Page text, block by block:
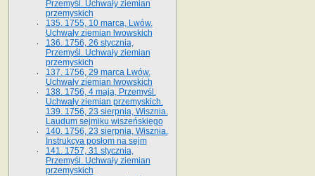
Przemyśl. Uchwały ziemian
przemyskich
135. 1755, 10 marca, Lwów.
Uchwały ziemian lwowskich
136. 1756, 26 stycznia,
Przemyśl. Uchwały ziemian
przemyskich
137. 1756, 29 marca Lwów.
Uchwały ziemian lwowskich
138. 1756, 4 maja, Przemyśl.
Uchwały ziemian przemyskich.
139. 1756, 23 sierpnia, Wisznia.
Laudum sejmiku wiszeńskiego
140. 1756, 23 sierpnia, Wisznia.
Instrukcya posłom na sejm
141. 1757, 31 stycznia,
Przemyśl. Uchwały ziemian
przemyskich